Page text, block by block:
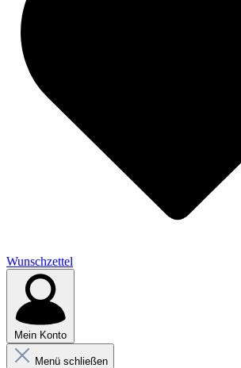
Wunschzettel
Mein Konto
Menü schließen